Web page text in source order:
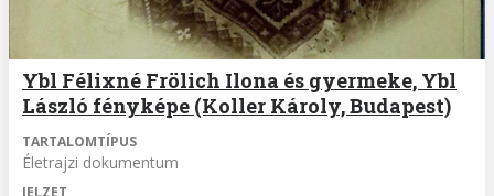
Ybl Félixné Frölich Ilona és gyermeke, Ybl
László fényképe (Koller Károly, Budapest)
TARTALOMTÍPUS
Életrajzi dokumentum
JELZET